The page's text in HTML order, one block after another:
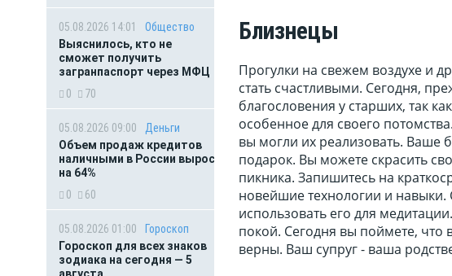
05.08.2026 14:01
Общество
Выяснилось, кто не
сможет получить
загранпаспорт через МФЦ
0
70
05.08.2026 09:00
Деньги
Объем продаж кредитов
наличными в России вырос
на 64%
0
60
05.08.2026 01:00
Гороскоп
Гороскоп для всех знаков
зодиака на сегодня — 5
августа
Близнецы
Прогулки на свежем воздухе и
стать счастливыми. Сегодня,
благословения у старших, так
особенное для своего
вы могли их реализовать. Ваше
подарок. Вы можете скрасить
пикника. Запишитесь на
новейшие технологии и навыки.
использовать его для
покой. Сегодня вы поймете, что
верны. Ваш супруг - ваша